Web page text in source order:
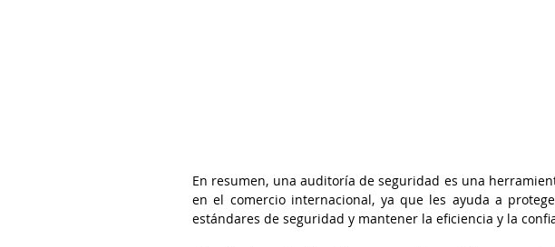
En resumen, una auditoría de seguridad es una
en el comercio internacional, ya que les ayuda a
estándares de seguridad y mantener la eficiencia y la